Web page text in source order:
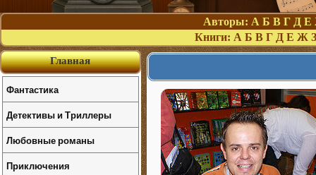
Авторы: А Б В Г Д Е
Книги: А Б В Г Д Е Ж З
Главная
Фантастика
Детективы и Триллеры
Любовные романы
Приключения